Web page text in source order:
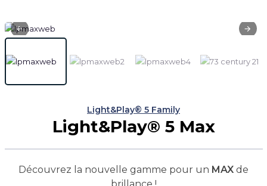
Light&Play® 5 Family
Light&Play® 5 Max
Découvrez la nouvelle gamme pour un MAX de